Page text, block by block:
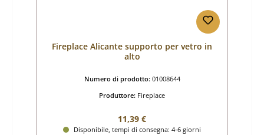
Fireplace Alicante supporto per vetro in
alto
Numero di prodotto: 01008644
Produttore: Fireplace
Prezzo normale:
11,39 €
Disponibile, tempi di consegna: 4-6 giorni